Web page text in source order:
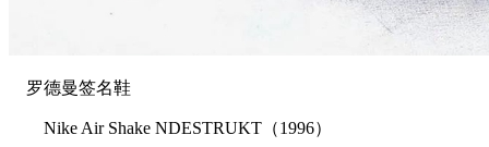
罗德曼签名鞋
Nike Air Shake NDESTRUKT（1996）